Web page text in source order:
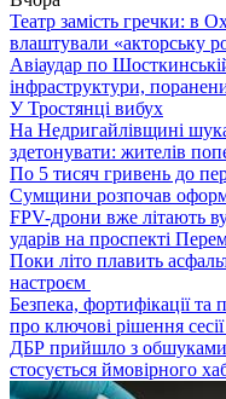
Театр замість гречки: в
влаштували «акторську
Авіаудар по
інфраструктури,
У Тростянці вибух
На Недригайлівщині
здетонувати: жителів
По 5 тисяч гривень до
Сумщини розпочав
FPV-дрони вже літають
ударів на проспекті
Поки літо плавить
настроєм
Безпека, фортифікації та
про ключові рішення
ДБР прийшло з
стосується ймовірного